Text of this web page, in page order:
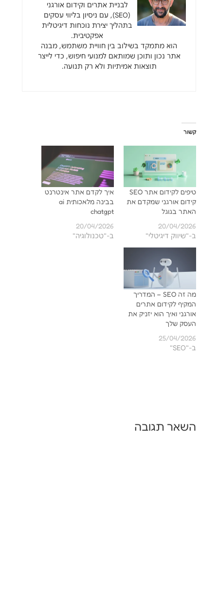
לבניית אתרים וקידום אורגני
(SEO), עם ניסיון בליווי עסקים
בתהליך יצירת נוכחות דיגיטלית
אפקטיבית.
הוא מתמקד בשילוב בין חוויית משתמש, מבנה
אתר נכון ותוכן שמותאם למנועי חיפוש, כדי לייצר
תוצאות אמיתיות ולא רק תנועה.
קשור
טיפים לקידום אתר SEO
קידום אורגני שמקדם את
האתר בגוגל
20/04/2026
ב-"שיווק דיגיטלי"
איך לקדם אתר אינטרנט
בבינה מלאכותית ai
chatgpt
20/04/2026
ב-"טכנולוגיה"
מה זה SEO – המדריך
המקיף לקידום אתרים
אורגני ואיך הוא יזניק את
העסק שלך
25/04/2026
ב-"SEO"
השאר תגובה